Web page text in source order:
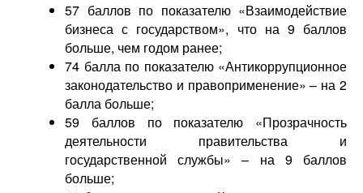
57 баллов по показателю «Взаимодействие
бизнеса с государством», что на 9 баллов
больше, чем годом ранее;
74 балла по показателю «Антикоррупционное
законодательство и правоприменение» – на 2
балла больше;
59 баллов по показателю «Прозрачность
деятельности правительства и
государственной службы» – на 9 баллов
больше;